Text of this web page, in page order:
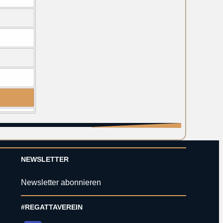
NEWSLETTER
Newsletter abonnieren
#REGATTAVEREIN